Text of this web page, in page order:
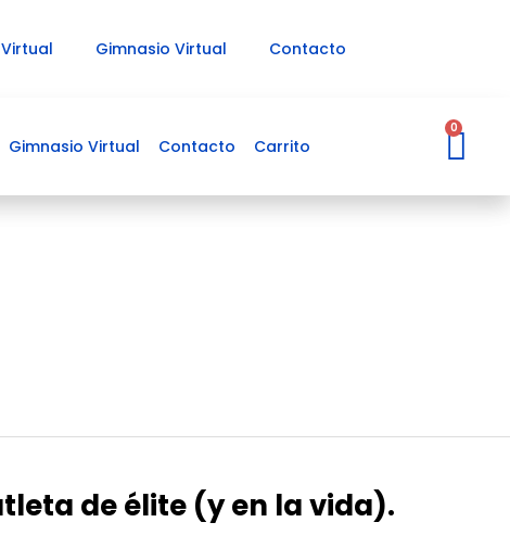
Gimnasio Virtual Contacto
Gimnasio Virtual Contacto Carrito
0
de élite (y en la vida).